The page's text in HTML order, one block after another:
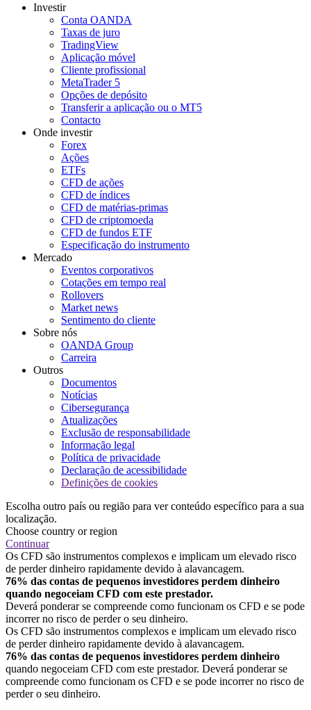
Investir
Conta OANDA
Taxas de juro
TradingView
Aplicação móvel
Cliente profissional
MetaTrader 5
Opções de depósito
Transferir a aplicação ou o MT5
Contacto
Onde investir
Forex
Ações
ETFs
CFD de ações
CFD de índices
CFD de matérias-primas
CFD de criptomoeda
CFD de fundos ETF
Especificação do instrumento
Mercado
Eventos corporativos
Cotações em tempo real
Rollovers
Market news
Sentimento do cliente
Sobre nós
OANDA Group
Carreira
Outros
Documentos
Notícias
Cibersegurança
Atualizações
Exclusão de responsabilidade
Informação legal
Política de privacidade
Declaração de acessibilidade
Definições de cookies
Escolha outro país ou região para ver conteúdo específico para a sua
localização.
Choose country or region
Continuar
Os CFD são instrumentos complexos e implicam um elevado risco
de perder dinheiro rapidamente devido à alavancagem.
76% das contas de pequenos investidores perdem dinheiro
quando negoceiam CFD com este prestador.
Deverá ponderar se compreende como funcionam os CFD e se pode
incorrer no risco de perder o seu dinheiro.
Os CFD são instrumentos complexos e implicam um elevado risco
de perder dinheiro rapidamente devido à alavancagem.
76% das contas de pequenos investidores perdem dinheiro
quando negoceiam CFD com este prestador. Deverá ponderar se
compreende como funcionam os CFD e se pode incorrer no risco de
perder o seu dinheiro.